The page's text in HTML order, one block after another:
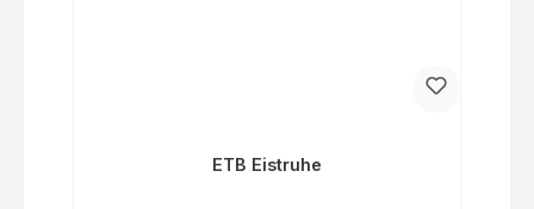
ETB Eistruhe